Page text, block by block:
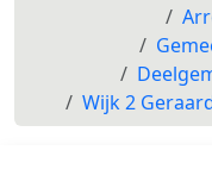
Wijk 2